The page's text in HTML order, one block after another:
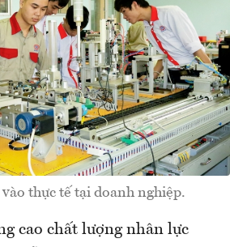
thực tế tại doanh nghiệp.
cao chất lượng nhân lực